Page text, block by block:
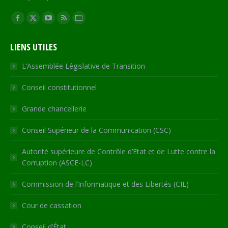
Trouvez nous sur :
Facebook
opens
in
new
window
X
opens
in
new
window
YouTube
opens
in
new
window
RSS
in
new
window
Site
opens
in
new
LIENS UTILES
L’Assemblée Législative de Transition
Conseil constitutionnel
Grande chancellerie
Conseil Supérieur de la Communication (CSC)
Autorité supérieure de Contrôle d’Etat et de Lutte contre la
Corruption (ASCE-LC)
Commission de l’Informatique et des Libertés (CIL)
Cour de cassation